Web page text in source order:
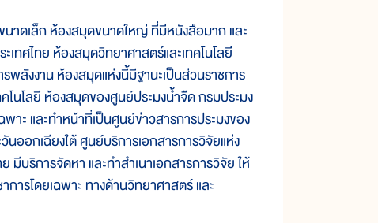
ดเล็ก ห้องสมุดขนาดใหญ่ ที่มีหนังสือมาก และ
เทศไทย ห้องสมุดวิทยาศาสตร์และเทคโนโลยี
พลังงาน ห้องสมุดแห่งนี้มีฐานะเป็นส่วนราชการ
โนโลยี ห้องสมุดของศูนย์ประมงน้ำจืด กรมประมง
าะ และทำหน้าที่เป็นศูนย์ข่าวสารการประมงของ
วันออกเฉียงใต้ ศูนย์บริการเอกสารการวิจัยแห่ง
มีบริการจัดหา และทำสำเนาเอกสารการวิจัย ให้
ารโดยเฉพาะ ทางด้านวิทยาศาสตร์ และ